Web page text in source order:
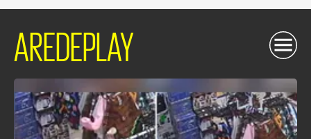
AREDEPLAY